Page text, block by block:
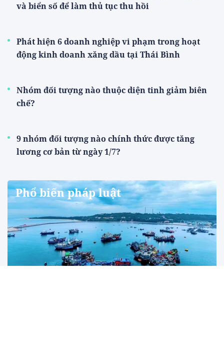
và biển số để làm thủ tục thu hồi
Phát hiện 6 doanh nghiệp vi phạm trong hoạt
động kinh doanh xăng dầu tại Thái Bình
Nhóm đối tượng nào thuộc diện tinh giảm biên
chế?
9 nhóm đối tượng nào chính thức được tăng
lương cơ bản từ ngày 1/7?
Phổ biến pháp luật